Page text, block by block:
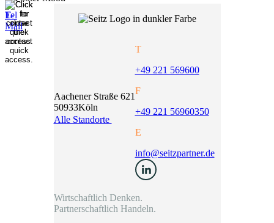
Aachener Straße 621
50933Köln
Alle Standorte
T
+49 221 569600
F
+49 221 56960350
E
info@seitzpartner.de
Wirtschaftlich Denken.
Partnerschaftlich Handeln.